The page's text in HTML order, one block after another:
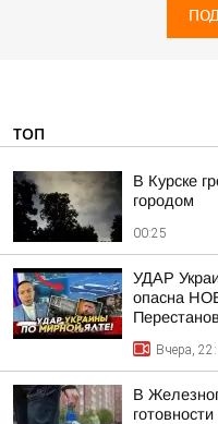
ТОП
В Курске
городом
00:25
УДАР
опасна
Вчера,
В